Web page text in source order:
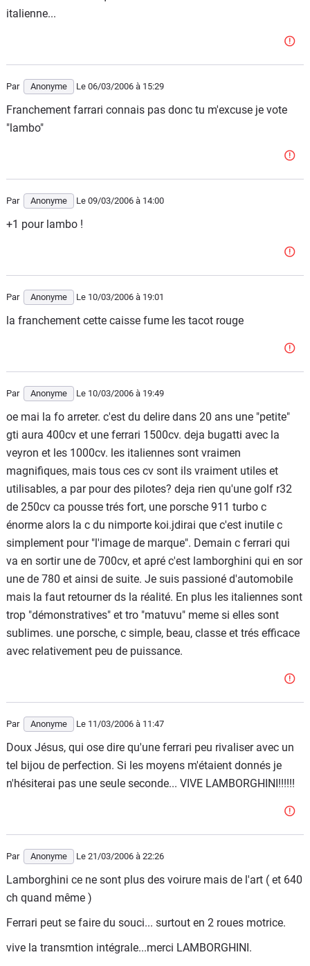
italienne...
Par Anonyme Le 06/03/2006 à 15:29
Franchement farrari connais pas donc tu m'excuse je vote
"lambo"
Par Anonyme Le 09/03/2006 à 14:00
+1 pour lambo !
Par Anonyme Le 10/03/2006 à 19:01
la franchement cette caisse fume les tacot rouge
Par Anonyme Le 10/03/2006 à 19:49
oe mai la fo arreter. c'est du delire dans 20 ans une "petite"
gti aura 400cv et une ferrari 1500cv. deja bugatti avec la
veyron et les 1000cv. les italiennes sont vraimen
magnifiques, mais tous ces cv sont ils vraiment utiles et
utilisables, a par pour des pilotes? deja rien qu'une golf r32
de 250cv ca pousse trés fort, une porsche 911 turbo c
énorme alors la c du nimporte koi.jdirai que c'est inutile c
simplement pour "l'image de marque". Demain c ferrari qui
va en sortir une de 700cv, et apré c'est lamborghini qui en sor
une de 780 et ainsi de suite. Je suis passioné d'automobile
mais la faut retourner ds la réalité. En plus les italiennes sont
trop "démonstratives" et tro "matuvu" meme si elles sont
sublimes. une porsche, c simple, beau, classe et trés efficace
avec relativement peu de puissance.
Par Anonyme Le 11/03/2006 à 11:47
Doux Jésus, qui ose dire qu'une ferrari peu rivaliser avec un
tel bijou de perfection. Si les moyens m'étaient donnés je
n'hésiterai pas une seule seconde... VIVE LAMBORGHINI!!!!!!
Par Anonyme Le 21/03/2006 à 22:26
Lamborghini ce ne sont plus des voirure mais de l'art ( et 640
ch quand même )
Ferrari peut se faire du souci... surtout en 2 roues motrice.
vive la transmtion intégrale...merci LAMBORGHINI.